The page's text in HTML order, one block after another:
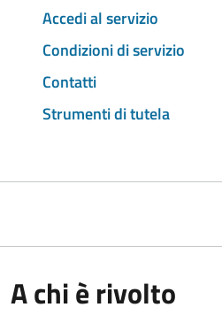
Accedi al servizio
Condizioni di servizio
Contatti
Strumenti di tutela
A chi è rivolto